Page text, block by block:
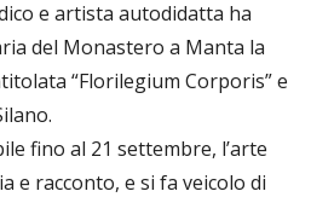
e artista autodidatta ha
del Monastero a Manta la
“Florilegium Corporis” e
fino al 21 settembre, l’arte
e racconto, e si fa veicolo di